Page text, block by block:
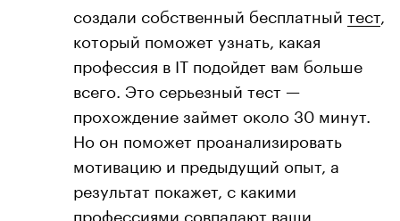
создали собственный бесплатный тест,
который поможет узнать, какая
профессия в IT подойдет вам больше
всего. Это серьезный тест —
прохождение займет около 30 минут.
Но он поможет проанализировать
мотивацию и предыдущий опыт, а
результат покажет, с какими
профессиями совпадают ваши